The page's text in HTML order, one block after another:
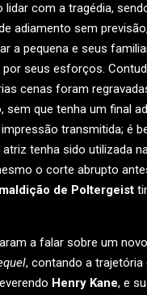
lidar com a tragédia,
adiamento sem
a pequena e seus
seus esforços.
cenas foram
sem que tenha um final
transmitida; é
atriz tenha sido utilizada
o corte abrupto
maldição de Poltergeist
a falar sobre um
, contando a trajetória
Henry Kane, e